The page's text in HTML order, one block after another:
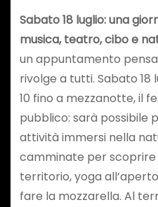
Sabato 18 luglio: una
musica, teatro, cibo e
un appuntamento
rivolge a tutti. Sabato
10 fino a mezzanotte, il
pubblico: sarà possibile
attività immersi nella
camminate per
territorio, yoga
fare la mozzarella. Al